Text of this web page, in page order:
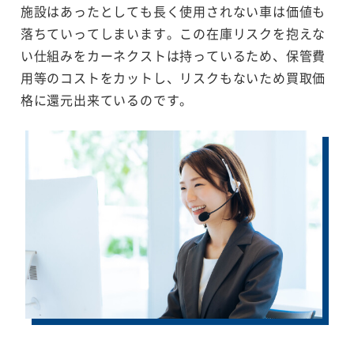
施設はあったとしても長く使用されない車は価値も
落ちていってしまいます。この在庫リスクを抱えな
い仕組みをカーネクストは持っているため、保管費
用等のコストをカットし、リスクもないため買取価
格に還元出来ているのです。